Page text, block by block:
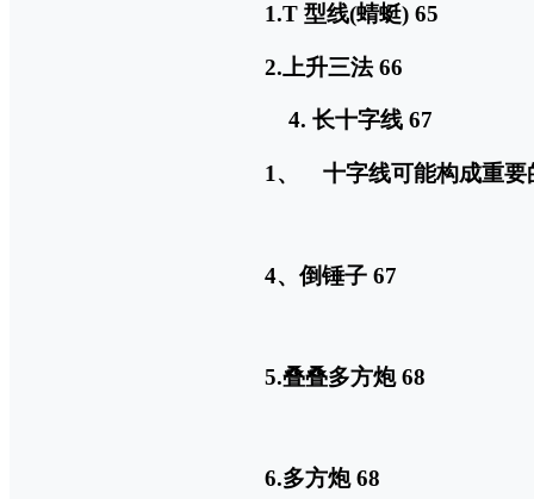
1.T 型线(蜻蜓) 65
2.上升三法 66
长十字线 67
1、 十字线可能构成重要
4、倒锤子 67
5.叠叠多方炮 68
6.多方炮 68